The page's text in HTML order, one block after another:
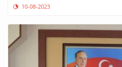
10-08-2023